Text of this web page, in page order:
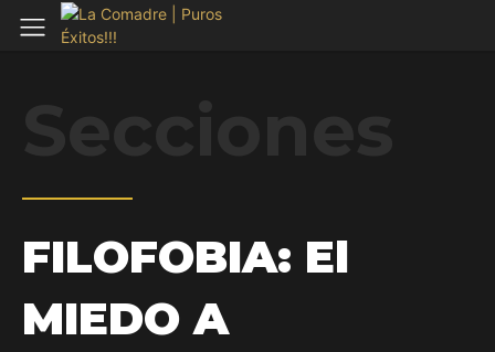
FILOFOBIA: El
MIEDO A